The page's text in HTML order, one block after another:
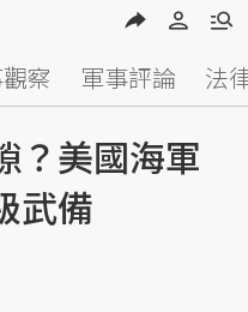
察 軍事評論 法
？美國海軍
武備